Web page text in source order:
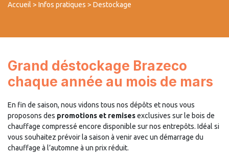
Accueil > Infos pratiques > Destockage
Grand déstockage Brazeco
chaque année au mois de mars
En fin de saison, nous vidons tous nos dépôts et nous vous
proposons des promotions et remisesexclusives sur le bois de
chauffage compressé encore disponible sur nos entrepôts. Idéal si
vous souhaitez prévoir la saison à venir avec un démarrage du
chauffage à l’automne à un prix réduit.